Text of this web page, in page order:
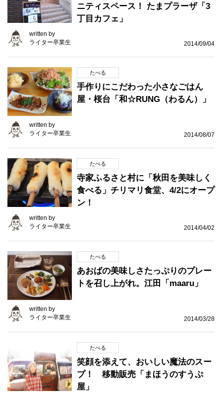
ニティスペース！ たまプラーザ「3
丁目カフェ」
written by
ライター卒業生
2014/09/04
たべる
手作りにこだわった小さなごはん
屋・桜台「和☆RUNG（わるん）」
written by
ライター卒業生
2014/08/07
たべる
寺家ふるさと村に「秋田を美味しく
食べる」チリマリ食堂、4/2にオープ
ン！
written by
ライター卒業生
2014/04/02
たべる
あおばの美味しさたっぷりのプレー
トを召し上がれ。江田「maaru」
written by
ライター卒業生
2014/03/28
たべる
笑顔を添えて、おいしい魔法のスー
プ！ 移動販売「まほうのすうぷ
屋」